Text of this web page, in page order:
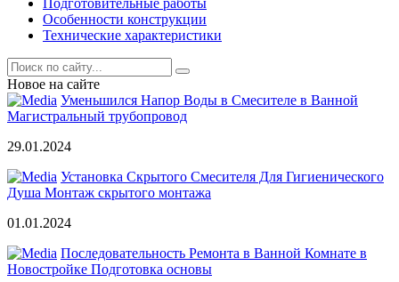
Особенности конструкции
Технические характеристики
Новое на сайте
Уменьшился Напор Воды в Смесителе в Ванной
Магистральный трубопровод
29.01.2024
Установка Скрытого Смесителя Для Гигиенического
Душа Монтаж скрытого монтажа
01.01.2024
Последовательность Ремонта в Ванной Комнате в
Новостройке Подготовка основы